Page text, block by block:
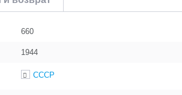
660
1944
СССР